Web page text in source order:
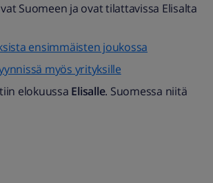
Suomeen ja ovat tilattavissa Elisalta
ensimmäisten joukossa
myös yrityksille
elokuussa Elisalle. Suomessa niitä